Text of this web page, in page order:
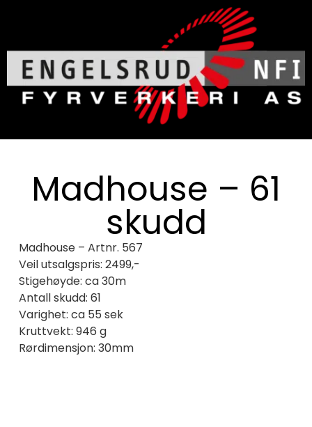
Madhouse – 61
skudd
Madhouse – Artnr. 567
Veil utsalgspris: 2499,-
Stigehøyde: ca 30m
Antall skudd: 61
Varighet: ca 55 sek
Kruttvekt: 946 g
Rørdimensjon: 30mm